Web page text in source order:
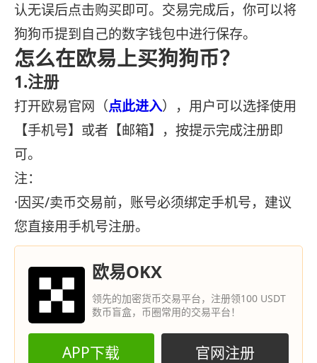
认无误后点击购买即可。交易完成后，你可以将
狗狗币提到自己的数字钱包中进行保存。
怎么在欧易上买狗狗币？
1.注册
打开欧易官网（点此进入），用户可以选择使用
【手机号】或者【邮箱】，按提示完成注册即
可。
注：
·因买/卖币交易前，账号必须绑定手机号，建议
您直接用手机号注册。
欧易OKX
领先的加密货币交易平台，注册领100 USDT
数币盲盒，币圈常用的交易平台！
APP下载 官网注册